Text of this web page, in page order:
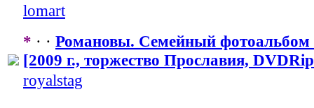
lomart
* · · Романовы. Семейный
[2009 г., торжество Прославия,
royalstag